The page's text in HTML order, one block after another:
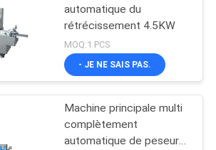
automatique du
rétrécissement 4.5KW
MOQ:1 PCS
- JE NE SAIS PAS.
Machine principale multi
complètement
automatique de peseur